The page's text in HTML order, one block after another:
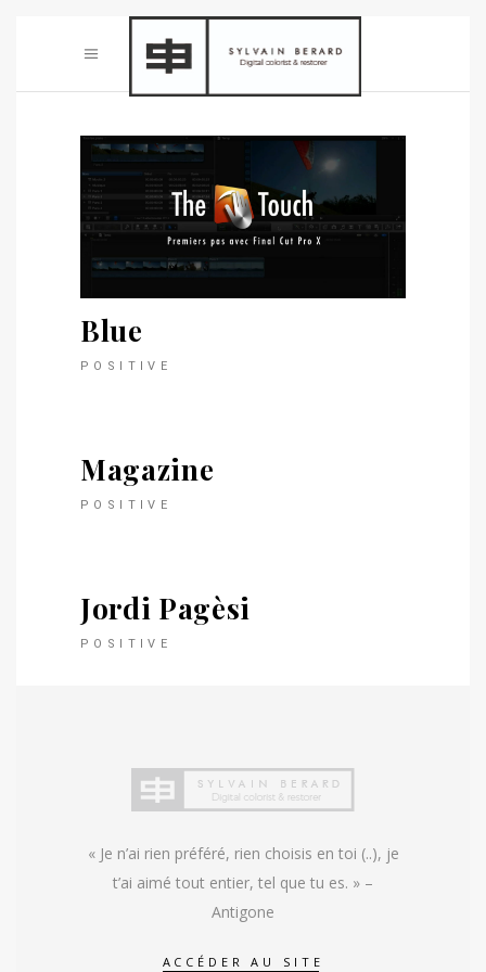
Blue
POSITIVE
Magazine
POSITIVE
Jordi Pagèsi
POSITIVE
« Je n’ai rien préféré, rien choisis en toi (..), je
t’ai aimé tout entier, tel que tu es. » –
Antigone
ACCÉDER AU SITE